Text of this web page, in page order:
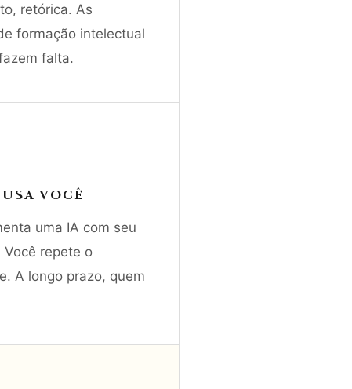
retórica. As
formação intelectual
falta.
VOCÊ
uma IA com seu
repete o
A longo prazo, quem